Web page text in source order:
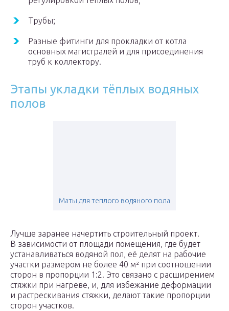
Трубы;
Разные фитинги для прокладки от котла
основных магистралей и для присоединения
труб к коллектору.
Этапы укладки тёплых водяных
полов
Маты для теплого водяного пола
Лучше заранее начертить строительный проект.
В зависимости от площади помещения, где будет
устанавливаться водяной пол, её делят на рабочие
участки размером не более 40 м² при соотношении
сторон в пропорции 1:2. Это связано с расширением
стяжки при нагреве, и, для избежание деформации
и растрескивания стяжки, делают такие пропорции
сторон участков.